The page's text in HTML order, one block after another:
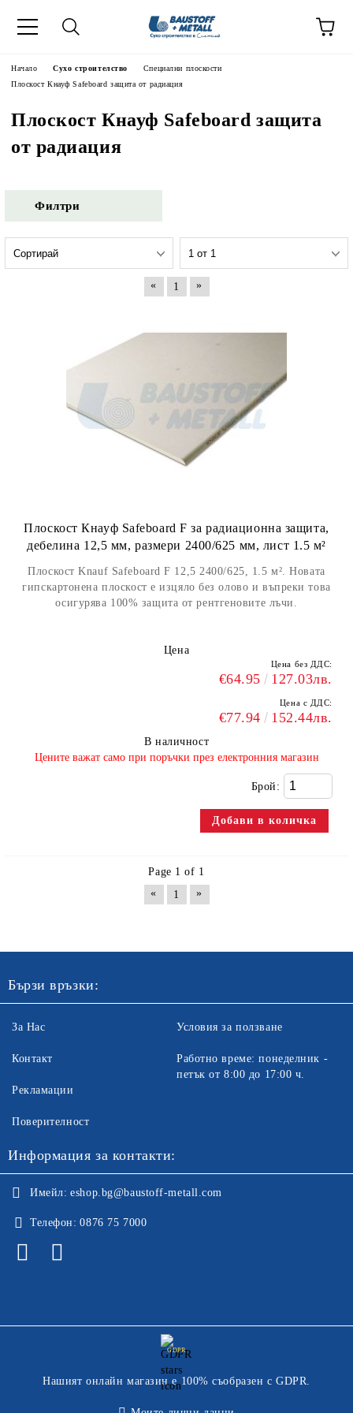
Начало Сухо строителство
Специални плоскости
Плоскост Кнауф Safeboard защита от радиация
Плоскост Кнауф Safeboard защита
от радиация
Филтри
« 1 »
Плоскост Кнауф Safeboard F за радиационна защита,
дебелина 12,5 мм, размери 2400/625 мм, лист 1.5 м²
Плоскост Knauf Safeboard F 12,5 2400/625, 1.5 м². Новата
гипскартонена плоскост е изцяло без олово и въпреки това
осигурява 100% защита от рентгеновите лъчи.
Цена
Цена без ДДС:
€64.95 127.03лв.
Цена с ДДС:
€77.94 152.44лв.
В наличност
​Цените важат само при поръчки през електронния магазин
Брой:
Page 1 of 1
«
1 »
Бързи връзки:
За Нас
Контакт
Рекламации
Поверителност
Условия за ползване
Работно време: понеделник -
петък от 8:00 до 17:00 ч.
Информация за контакти:
Имейл: eshop.bg@baustoff-metall.com
Телефон: 0876 75 7000
GDPR
Нашият онлайн магазин е 100% съобразен с GDPR.